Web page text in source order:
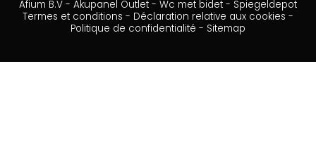
Afium B.V - Akupanel Outlet - Wc met bidet - Spiegeldepot
Termes et conditions - Déclaration relative aux cookies -
Politique de confidentialité - Sitemap